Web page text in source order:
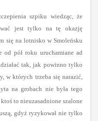
szpiku wiedząc, że
jest tylko na tę okazję
się na lotnisko w Smoleńsku
pół roku uruchamiane ad
tak, jak powinno tylko
w których trzeba się narazić,
na grobach nie była tego
to nieuzasadnione szalone
gdyż ryzykował nie tylko